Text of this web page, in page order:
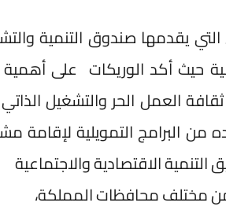
يقدمها صندوق التنمية
حيث أكد الوريكات على
العمل الحر والتشغيل
من البرامج التمويلية لإقامة
الاقتصادية والاجتماعية
من مختلف محافظات المملكة،